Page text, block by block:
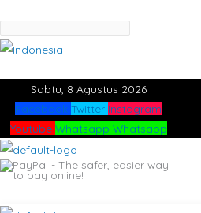
Sabtu, 8 Agustus 2026
Facebook Twitter Instagram
Youtube Whatsapp Whatsapp